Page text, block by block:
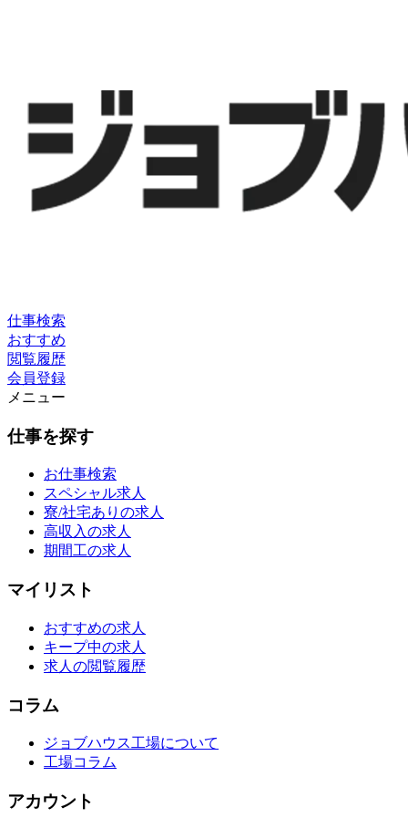
仕事検索
おすすめ
閲覧履歴
会員登録
メニュー
仕事を探す
お仕事検索
スペシャル求人
寮/社宅ありの求人
高収入の求人
期間工の求人
マイリスト
おすすめの求人
キープ中の求人
求人の閲覧履歴
コラム
ジョブハウス工場について
工場コラム
アカウント